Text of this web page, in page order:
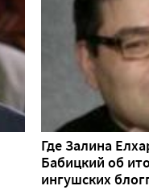
Где Залина
Бабицкий об
ингушских